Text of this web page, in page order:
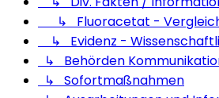
↳ Fluoracetat -
↳ Evidenz -
↳ Behörden
↳ Sofortmaßnahmen